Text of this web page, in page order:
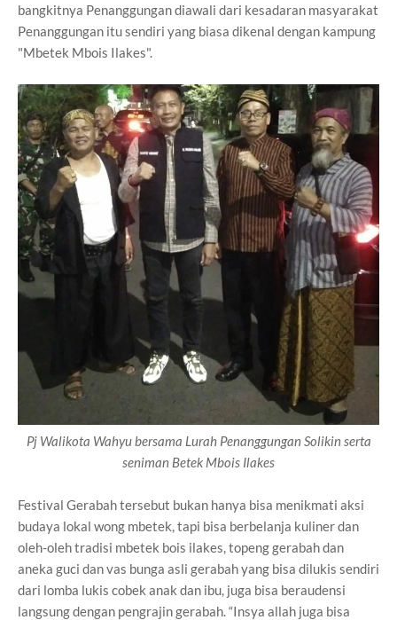
bangkitnya Penanggungan diawali dari kesadaran masyarakat
Penanggungan itu sendiri yang biasa dikenal dengan kampung
"Mbetek Mbois Ilakes".
Pj Walikota Wahyu bersama Lurah Penanggungan Solikin serta
seniman Betek Mbois Ilakes
Festival Gerabah tersebut bukan hanya bisa menikmati aksi
budaya lokal wong mbetek, tapi bisa berbelanja kuliner dan
oleh-oleh tradisi mbetek bois ilakes, topeng gerabah dan
aneka guci dan vas bunga asli gerabah yang bisa dilukis sendiri
dari lomba lukis cobek anak dan ibu, juga bisa beraudensi
langsung dengan pengrajin gerabah. “Insya allah juga bisa